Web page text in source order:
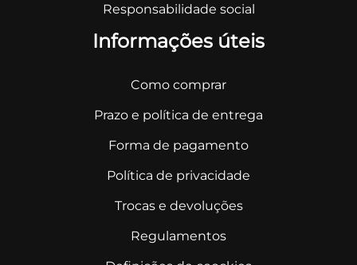
Responsabilidade social
Informações úteis
Como comprar
Prazo e política de entrega
Forma de pagamento
Política de privacidade
Trocas e devoluções
Regulamentos